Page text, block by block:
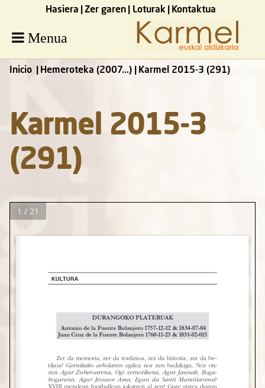
Hasiera Zer garen Loturak Kontaktua
Menua
Inicio Hemeroteka (2007...) Karmel 2015-3 (291)
Karmel 2015-3
(291)
1 / 21